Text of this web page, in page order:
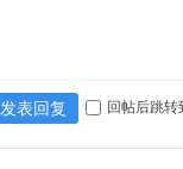
发表回复 回帖后跳转